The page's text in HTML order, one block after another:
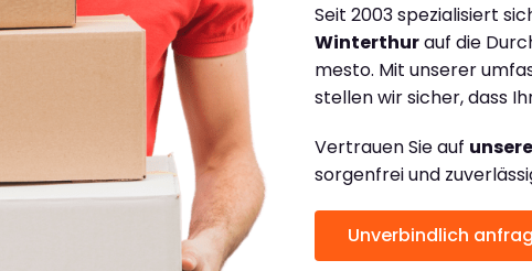
Seit 2003 spezialisiert
Winterthurauf die
mesto. Mit unserer
stellen wir sicher, dass
Vertrauen Sie auf
sorgenfrei und
Unverbindlich